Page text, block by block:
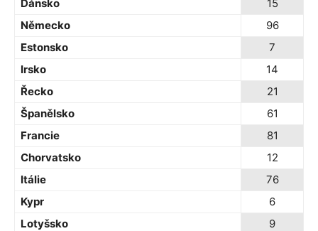
Dánsko
15
Německo
96
Estonsko
7
Irsko
14
Řecko
21
Španělsko
61
Francie
81
Chorvatsko
12
Itálie
76
Kypr
6
Lotyšsko
9